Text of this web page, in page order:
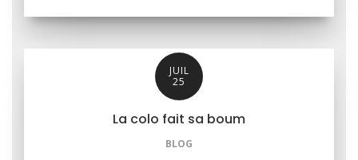
JUIL
25
La colo fait sa boum
BLOG